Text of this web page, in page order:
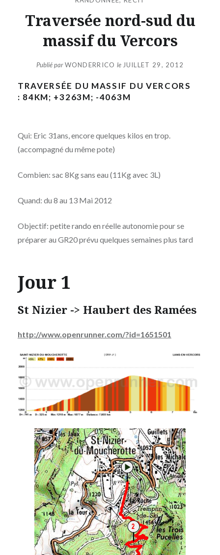
Traversée nord-sud du
massif du Vercors
Publié parWONDERRICO le JUILLET 29, 2012
TRAVERSÉE DU MASSIF DU VERCORS
: 84KM; +3263M; -4063M
Qui: Eric 31ans, encore quelques kilos en trop.
(accompagné du même pote)
Combien: sac 8Kg sans eau (11Kg avec 3L)
Quand: du 8 au 13 Mai 2012
Objectif: petite rando en réelle autonomie pour se
préparer au GR20 prévu quelques semaines plus tard
Jour 1
St Nizier -> Haubert des Ramées
http://www.openrunner.com/?id=1651501